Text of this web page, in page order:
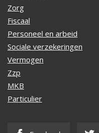
Zorg
Fiscaal
Personeel en arbeid
Sociale verzekeringen
Vermogen
Zzp
MKB
Particulier